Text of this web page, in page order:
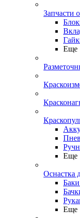
Запчасти
Еще
Еще
Оснастка
Еще